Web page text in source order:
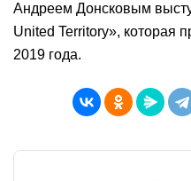
Андреем Донсковым
United Territory», которая
2019 года.